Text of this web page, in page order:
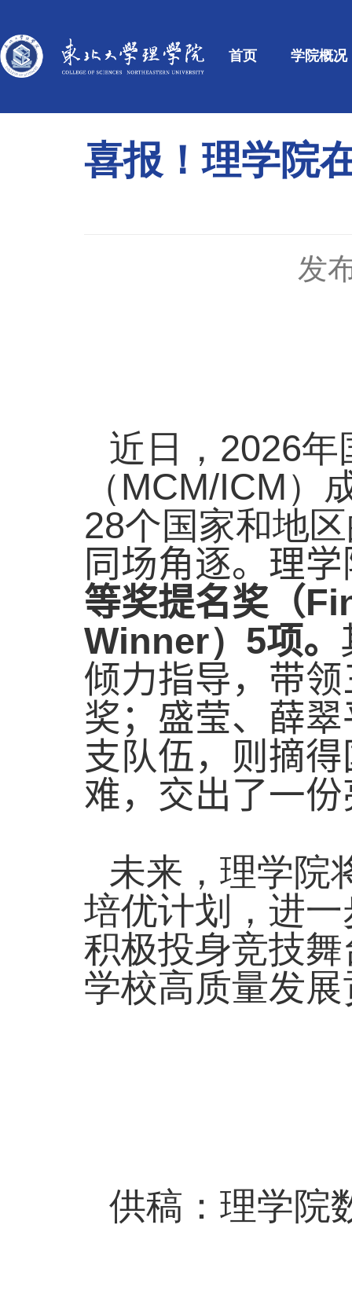
首页 学院概况
喜报！理学院
发
近日， 2026年
（MCM/ICM）
28个国家和地
同场角逐。理
等奖提名奖（
Winner） 5项。
倾力指导，带
奖；盛莹、薛
支队伍，则摘
难，交出了一
未来，理学院
培优计划，进
积极投身竞技
学校高质量发
供稿：理学院